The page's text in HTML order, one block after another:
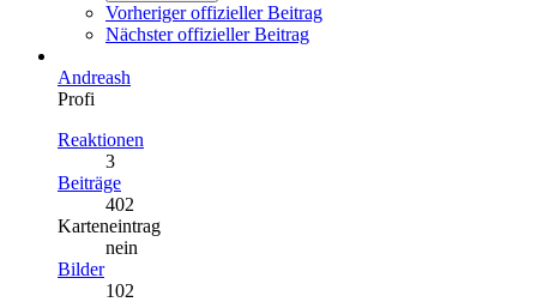
Vorheriger offizieller Beitrag
Nächster offizieller Beitrag
Andreash
Profi
Reaktionen
3
Beiträge
402
Karteneintrag
nein
Bilder
102